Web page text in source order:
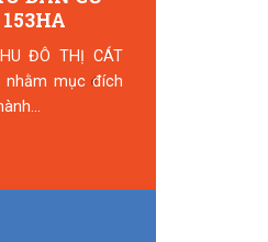
ĐÔ THỊ CÁT
nhằm mục đích